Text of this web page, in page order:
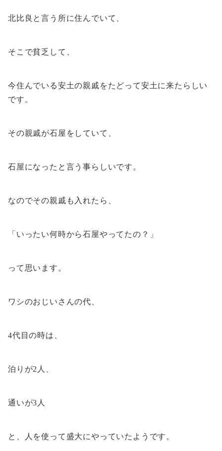
北比良と言う所に住んでいて、
そこで貧乏して、
今住んでいる安土の親戚をたどって安土に来たらしい
です。
その親戚が石屋をしていて、
石屋になったと言う事らしいです。
なのでその親戚も入れたら、
「いったい何時から石屋やってたの？」
って思います。
ワシのおじいさんの代、
4代目の時は、
泊りが2人、
通いが3人
と、人を使って盛大にやっていたようです。